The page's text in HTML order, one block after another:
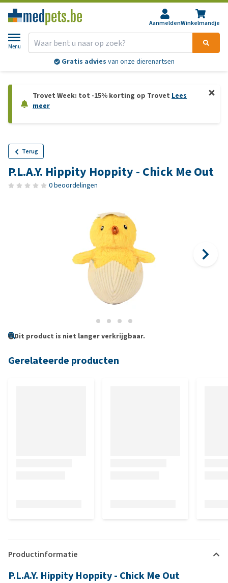
AanmeldenWinkelmandje
Menu
Gratis advies van onze dierenartsen
Trovet Week: tot -15% korting op Trovet Lees
meer
Terug
P.L.A.Y. Hippity Hoppity - Chick Me Out
0 beoordelingen
Dit product is niet langer verkrijgbaar.
Gerelateerde producten
Productinformatie
P.L.A.Y. Hippity Hoppity - Chick Me Out